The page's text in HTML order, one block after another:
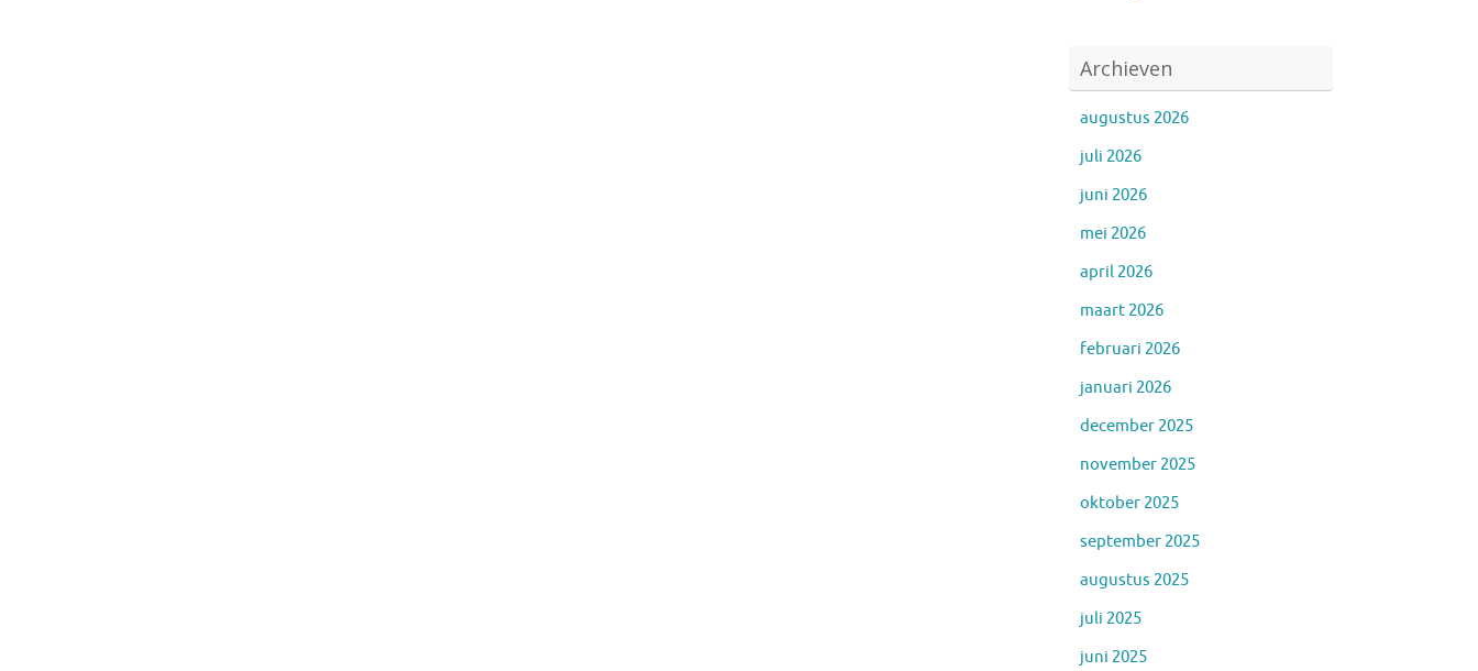
Archieven
augustus 2026
juli 2026
juni 2026
mei 2026
april 2026
maart 2026
februari 2026
januari 2026
december 2025
november 2025
oktober 2025
september 2025
augustus 2025
juli 2025
juni 2025